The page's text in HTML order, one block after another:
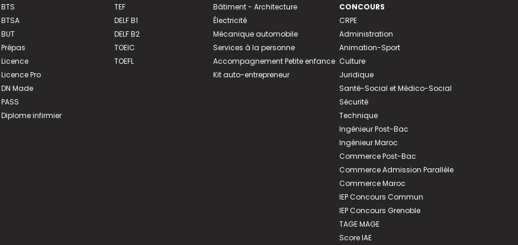
BTS
BTSA
BUT
Prépas
Licence
Licence Pro
DN Made
PASS
Diplome infirmier
TEF
DELF B1
DELF B2
TOEIC
TOEFL
Bâtiment - Architecture
Électricité
Mécanique automobile
Services à la personne
Accompagnement Petite enfance
Kit auto-entrepreneur
CONCOURS
CRPE
Administration
Animation-Sport
Culture
Juridique
Santé-Social et Médico-Social
Sécurité
Technique
Ingénieur Post-Bac
Ingénieur Maroc
Commerce Post-Bac
Commerce Admission Parallèle
Commerce Maroc
IEP Concours Commun
IEP Concours Grenoble
TAGE MAGE
Score IAE